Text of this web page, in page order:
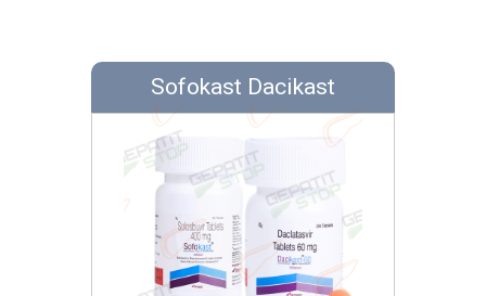
Sofokast Dacikast